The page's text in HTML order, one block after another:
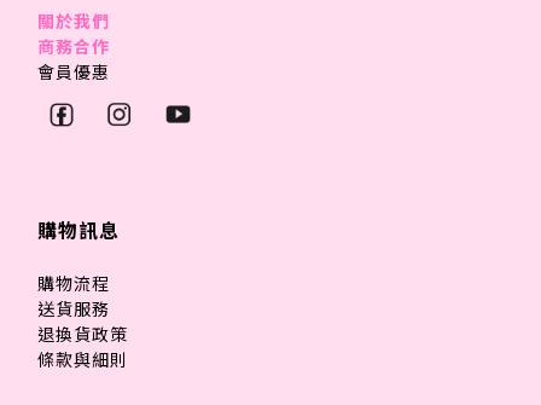
關於我們
商務合作
會員優惠
購物訊息
購物流程
送貨服務
退換貨政策
條款與細則